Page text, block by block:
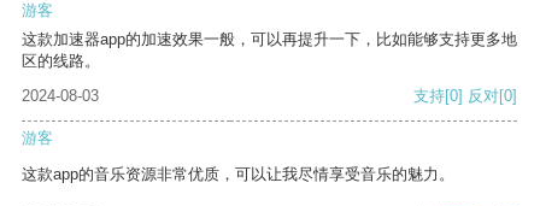
游客
这款加速器app的加速效果一般，可以再提升一下，比如能够支持更多地
区的线路。
2024-08-03
支持[0] 反对[0]
游客
这款app的音乐资源非常优质，可以让我尽情享受音乐的魅力。